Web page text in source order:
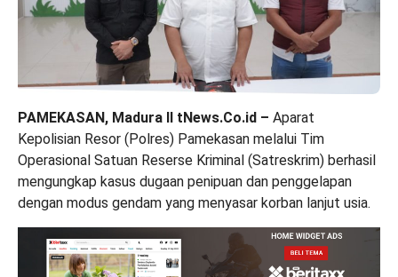
PAMEKASAN, Madura II tNews.Co.id – Aparat
Kepolisian Resor (Polres) Pamekasan melalui Tim
Operasional Satuan Reserse Kriminal (Satreskrim) berhasil
mengungkap kasus dugaan penipuan dan penggelapan
dengan modus gendam yang menyasar korban lanjut usia.